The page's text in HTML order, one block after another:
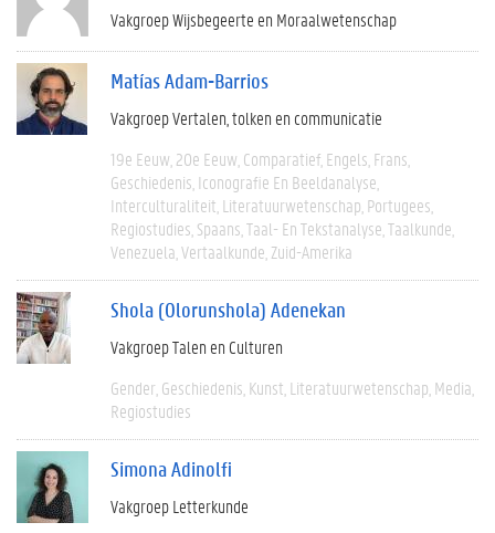
Vakgroep Wijsbegeerte en Moraalwetenschap
Matías Adam-Barrios
Vakgroep Vertalen, tolken en communicatie
19e Eeuw 20e Eeuw Comparatief Engels Frans
Geschiedenis Iconografie En Beeldanalyse
Interculturaliteit Literatuurwetenschap Portugees
Regiostudies Spaans Taal- En Tekstanalyse Taalkunde
Venezuela Vertaalkunde Zuid-Amerika
Shola (Olorunshola) Adenekan
Vakgroep Talen en Culturen
Gender Geschiedenis Kunst Literatuurwetenschap Media
Regiostudies
Simona Adinolfi
Vakgroep Letterkunde